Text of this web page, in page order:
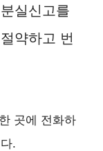
실신고를
약하고 번
곳에 전화하
.